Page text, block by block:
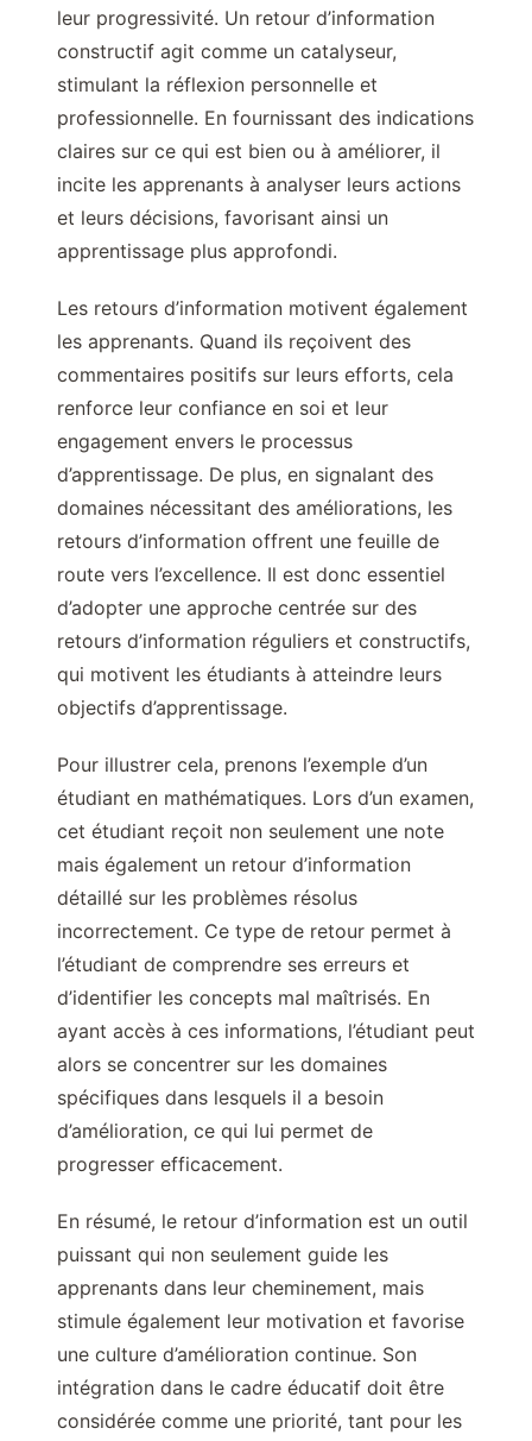
leur progressivité. Un retour d’information
constructif agit comme un catalyseur,
stimulant la réflexion personnelle et
professionnelle. En fournissant des indications
claires sur ce qui est bien ou à améliorer, il
incite les apprenants à analyser leurs actions
et leurs décisions, favorisant ainsi un
apprentissage plus approfondi.
Les retours d’information motivent également
les apprenants. Quand ils reçoivent des
commentaires positifs sur leurs efforts, cela
renforce leur confiance en soi et leur
engagement envers le processus
d’apprentissage. De plus, en signalant des
domaines nécessitant des améliorations, les
retours d’information offrent une feuille de
route vers l’excellence. Il est donc essentiel
d’adopter une approche centrée sur des
retours d’information réguliers et constructifs,
qui motivent les étudiants à atteindre leurs
objectifs d’apprentissage.
Pour illustrer cela, prenons l’exemple d’un
étudiant en mathématiques. Lors d’un examen,
cet étudiant reçoit non seulement une note
mais également un retour d’information
détaillé sur les problèmes résolus
incorrectement. Ce type de retour permet à
l’étudiant de comprendre ses erreurs et
d’identifier les concepts mal maîtrisés. En
ayant accès à ces informations, l’étudiant peut
alors se concentrer sur les domaines
spécifiques dans lesquels il a besoin
d’amélioration, ce qui lui permet de
progresser efficacement.
En résumé, le retour d’information est un outil
puissant qui non seulement guide les
apprenants dans leur cheminement, mais
stimule également leur motivation et favorise
une culture d’amélioration continue. Son
intégration dans le cadre éducatif doit être
considérée comme une priorité, tant pour les